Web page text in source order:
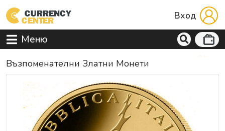
Вход
Меню
Възпоменателни Златни Монети